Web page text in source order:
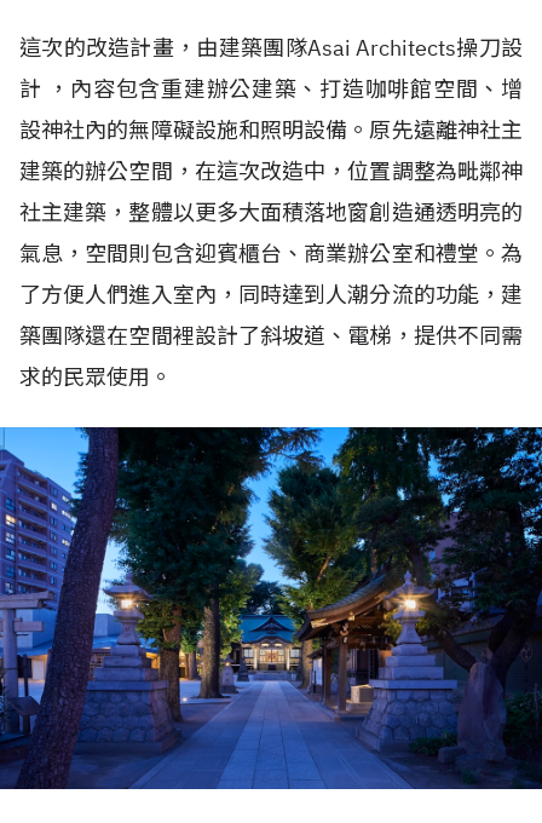
這次的改造計畫，由建築團隊Asai Architects操刀設
計 ，內容包含重建辦公建築、打造咖啡館空間、增
設神社內的無障礙設施和照明設備。原先遠離神社主
建築的辦公空間，在這次改造中，位置調整為毗鄰神
社主建築，整體以更多大面積落地窗創造通透明亮的
氣息，空間則包含迎賓櫃台、商業辦公室和禮堂。為
了方便人們進入室內，同時達到人潮分流的功能，建
築團隊還在空間裡設計了斜坡道、電梯，提供不同需
求的民眾使用。